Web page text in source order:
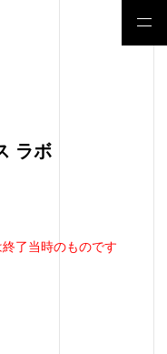
ラボ
了当時のものです